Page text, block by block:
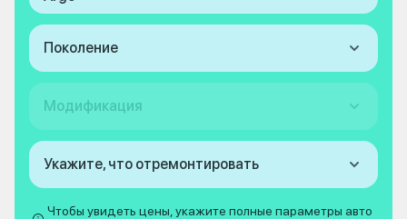
Поколение
Модификация
Укажите, что отремонтировать
Чтобы увидеть цены, укажите полные параметры авто